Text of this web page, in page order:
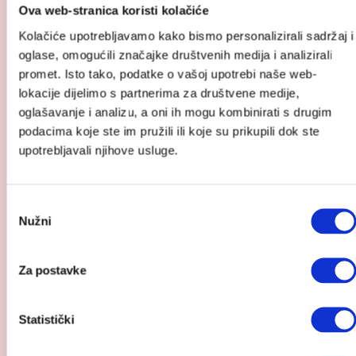
Ova web-stranica koristi kolačiće
Kolačiće upotrebljavamo kako bismo personalizirali sadržaj i
oglase, omogućili značajke društvenih medija i analizirali
promet. Isto tako, podatke o vašoj upotrebi naše web-
lokacije dijelimo s partnerima za društvene medije,
oglašavanje i analizu, a oni ih mogu kombinirati s drugim
podacima koje ste im pružili ili koje su prikupili dok ste
upotrebljavali njihove usluge.
pristanka
Nužni
Za postavke
Statistički
Pogledaj